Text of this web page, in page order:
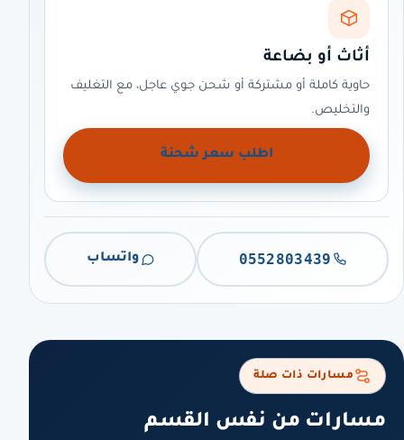
أثاث أو بضاعة
حاوية كاملة أو مشتركة أو شحن جوي عاجل، مع التغليف
والتخليص.
اطلب سعر شحنة
0552803439 واتساب
مسارات ذات صلة
مسارات من نفس القسم